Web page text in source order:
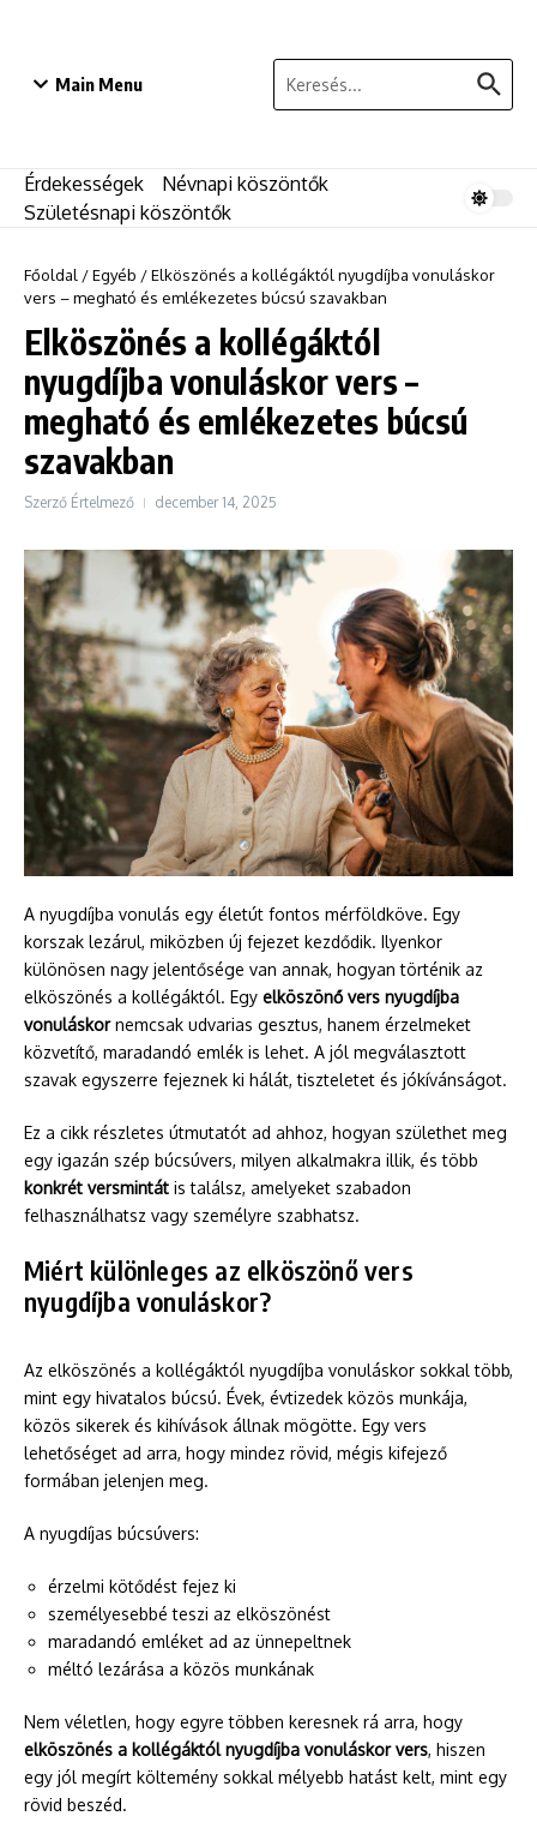
Main Menu
Keresés:
Érdekességek
Névnapi köszöntők
Születésnapi köszöntők
Főoldal /Egyéb /Elköszönés a kollégáktól nyugdíjba vonuláskor
vers – megható és emlékezetes búcsú szavakban
Elköszönés a kollégáktól
nyugdíjba vonuláskor vers –
megható és emlékezetes búcsú
szavakban
Szerző Értelmező december 14, 2025
A nyugdíjba vonulás egy életút fontos mérföldköve. Egy
korszak lezárul, miközben új fejezet kezdődik. Ilyenkor
különösen nagy jelentősége van annak, hogyan történik az
elköszönés a kollégáktól. Egy elköszönő vers nyugdíjba
vonuláskornemcsak udvarias gesztus, hanem érzelmeket
közvetítő, maradandó emlék is lehet. A jól megválasztott
szavak egyszerre fejeznek ki hálát, tiszteletet és jókívánságot.
Ez a cikk részletes útmutatót ad ahhoz, hogyan születhet meg
egy igazán szép búcsúvers, milyen alkalmakra illik, és több
konkrét versmintát is találsz, amelyeket szabadon
felhasználhatsz vagy személyre szabhatsz.
Miért különleges az elköszönő vers
nyugdíjba vonuláskor?
Az elköszönés a kollégáktól nyugdíjba vonuláskor sokkal több,
mint egy hivatalos búcsú. Évek, évtizedek közös munkája,
közös sikerek és kihívások állnak mögötte. Egy vers
lehetőséget ad arra, hogy mindez rövid, mégis kifejező
formában jelenjen meg.
A nyugdíjas búcsúvers:
érzelmi kötődést fejez ki
személyesebbé teszi az elköszönést
maradandó emléket ad az ünnepeltnek
méltó lezárása a közös munkának
Nem véletlen, hogy egyre többen keresnek rá arra, hogy
elköszönés a kollégáktól nyugdíjba vonuláskor vers, hiszen
egy jól megírt költemény sokkal mélyebb hatást kelt, mint egy
rövid beszéd.